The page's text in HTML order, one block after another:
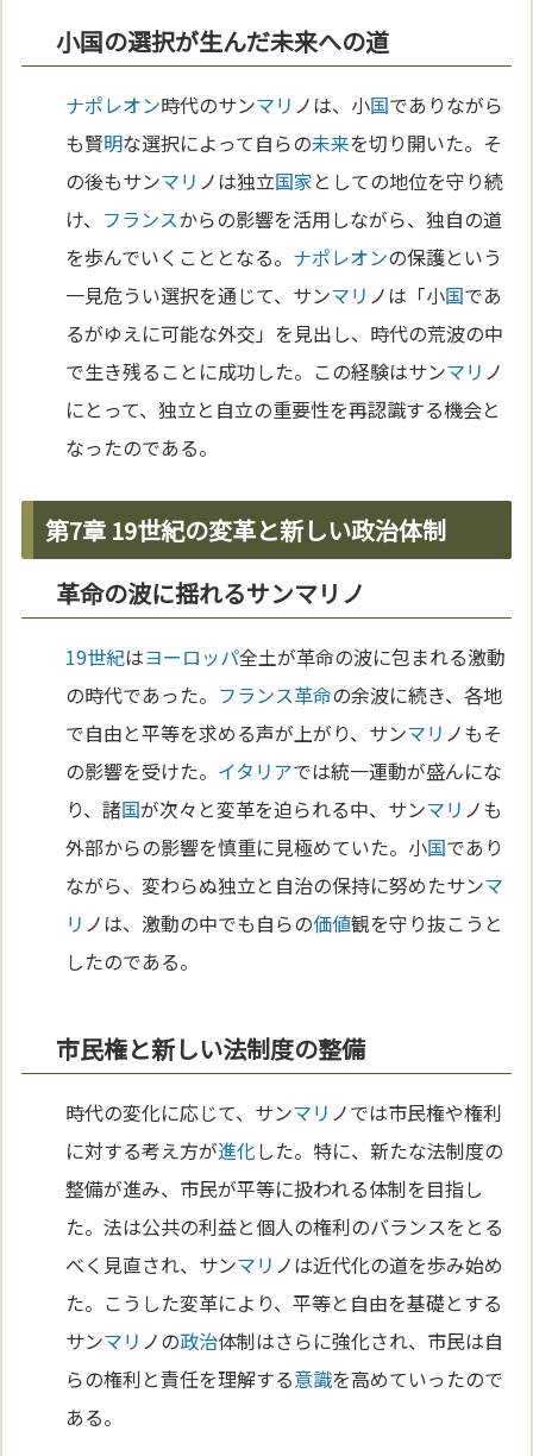
小国の選択が生んだ未来への道
ナポレオン時代のサンマリ ノは、小国でありながら
も賢明な選択によって自らの未来を切り開いた。そ
の後もサンマリ ノは独立国家としての地位を守り続
け、 フランスからの影響を活用しながら、独自の道
を歩んでいくこととなる。 ナポレオンの保護という
一見危うい選択を通じて、サンマリ ノは「小国であ
るがゆえに可能な外交」を見出し、時代の荒波の中
で生き残ることに成功した。この経験はサンマリ ノ
にとって、独立と自立の重要性を再認識する機会と
なったのである。
第7章 19世紀の変革と新しい政治体制
革命の波に揺れるサンマリノ
19世紀はヨーロッパ全土が革命の波に包まれる激動
の時代であった。 フランス革命の余波に続き、各地
で自由と平等を求める声が上がり、サンマリ ノもそ
の影響を受けた。 イタリアでは統一運動が盛んにな
り、諸国が次々と変革を迫られる中、サンマリ ノも
外部からの影響を慎重に見極めていた。小国であり
ながら、変わらぬ独立と自治の保持に努めたサンマ
リ ノは、激動の中でも自らの価値観を守り抜こうと
したのである。
市民権と新しい法制度の整備
時代の変化に応じて、サンマリ ノでは市民権や権利
に対する考え方が進化した。特に、新たな法制度の
整備が進み、市民が平等に扱われる体制を目指し
た。法は公共の利益と個人の権利のバランスをとる
べく見直され、サンマリ ノは近代化の道を歩み始め
た。こうした変革により、平等と自由を基礎とする
サンマリ ノの政治体制はさらに強化され、市民は自
らの権利と責任を理解する意識を高めていったので
ある。